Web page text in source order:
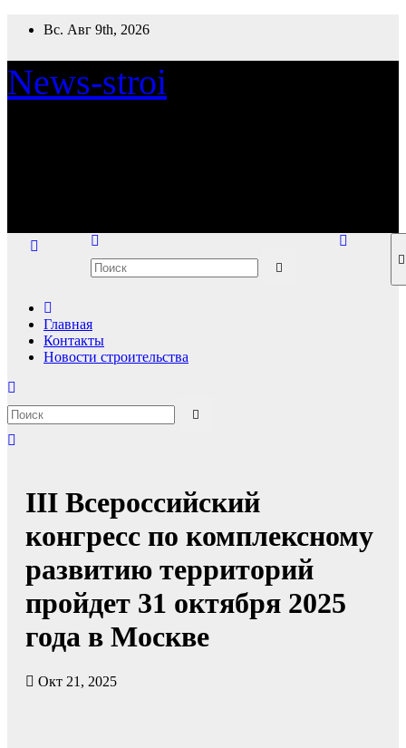
Перейти
Вс. Авг 9th, 2026
News-stroi
Главная
Контакты
Новости строительства
III Всероссийский
конгресс по комплексному
развитию территорий
пройдет 31 октября 2025
года в Москве
Окт 21, 2025